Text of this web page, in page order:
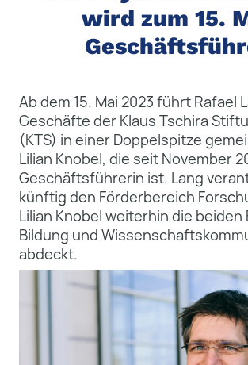
wird zum 15.
Ab dem 15. Mai 2023 führt Rafael
Geschäfte der Klaus Tschira
(KTS) in einer Doppelspitze
Lilian Knobel, die seit November
Geschäftsführerin ist. Lang
künftig den Förderbereich
Lilian Knobel weiterhin die beiden
Bildung und
abdeckt.